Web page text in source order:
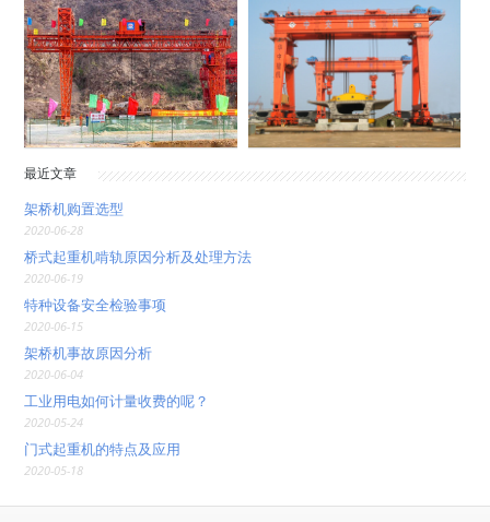
最近文章
架桥机购置选型
2020-06-28
桥式起重机啃轨原因分析及处理方法
2020-06-19
特种设备安全检验事项
2020-06-15
架桥机事故原因分析
2020-06-04
工业用电如何计量收费的呢？
2020-05-24
门式起重机的特点及应用
2020-05-18